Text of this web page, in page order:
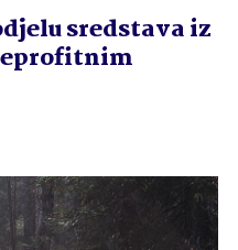
sredstava iz